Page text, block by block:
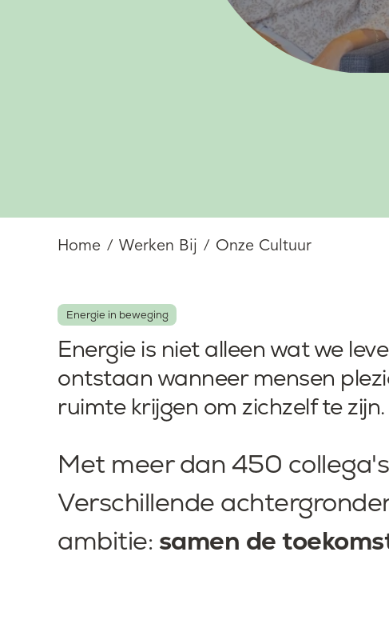
Home Werken Bij Onze Cultuur
Energie in beweging
Energie is niet alleen wat we
ontstaan wanneer mensen
ruimte krijgen om zichzelf te zijn.
Met meer dan 450
Verschillende
ambitie: samen de